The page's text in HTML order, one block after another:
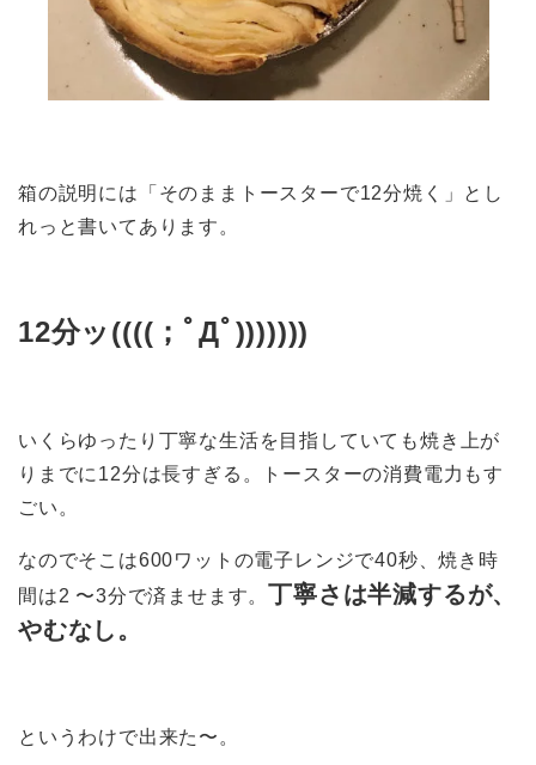
箱の説明には「そのままトースターで12分焼く」とし
れっと書いてあります。
12分ッ((((；ﾟДﾟ)))))))
いくらゆったり丁寧な生活を目指していても焼き上が
りまでに12分は長すぎる。トースターの消費電力もす
ごい。
なのでそこは600ワットの電子レンジで40秒、焼き時
間は2 〜3分で済ませます。 丁寧さは半減するが、
やむなし。
というわけで出来た〜。